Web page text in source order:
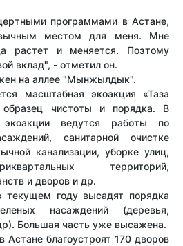
программами в Астане,
местом для меня. Мне
растет и меняется. Поэтому
вклад", - отметил он.
на аллее "Мынжылдык".
масштабная экоакция «Таза
чистоты и порядка. В
ведутся работы по
санитарной очистке
канализации, уборке улиц,
территорий,
и дворов и др.
году высадят порядка
насаждений (деревья,
Большая часть уже высажена.
Астане благоустроят 170 дворов